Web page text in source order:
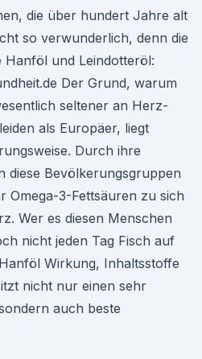
die über hundert Jahre alt
so verwunderlich, denn die
und Leindotteröl:
Der Grund, warum
seltener an Herz-
als Europäer, liegt
Durch ihre
diese Bevölkerungsgruppen
Omega-3-Fettsäuren zu sich
Wer es diesen Menschen
nicht jeden Tag Fisch auf
Wirkung, Inhaltsstoffe
nicht nur einen sehr
auch beste